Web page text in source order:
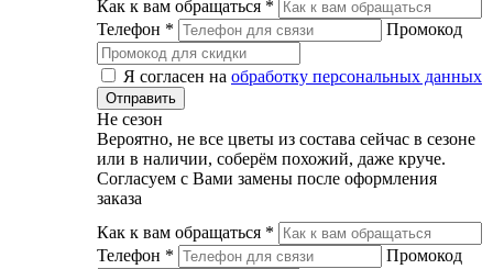
Как к вам обращаться *
Телефон * Промокод
Я согласен на обработку персональных данных
Не сезон
Вероятно, не все цветы из состава сейчас в сезоне
или в наличии, соберём похожий, даже круче.
Согласуем с Вами замены после оформления
заказа
Как к вам обращаться *
Телефон * Промокод